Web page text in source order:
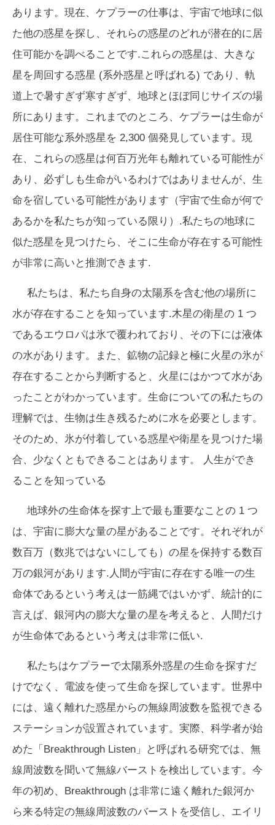
あります。現在、ケプラーの仕事は、宇宙で地球に似
た他の惑星を探し、それらの惑星のどれが潜在的に居
住可能かを調べることです.これらの惑星は、大きな
星を周回する惑星 (系外惑星と呼ばれる) であり、軌
道上で暑すぎず寒すぎず、地球とほぼ同じサイズの場
所にあります。これまでのところ、ケプラーは生命が
居住可能な系外惑星を 2,300 個発見しています。現
在、これらの惑星は何百万光年も離れている可能性が
あり、必ずしも生命がいるわけではありませんが、生
命を宿している可能性があります（宇宙で生命が何で
あるかを私たちが知っている限り）.私たちの地球に
似た惑星を見つけたら、そこに生命が存在する可能性
が非常に高いと推測できます.
私たちは、私たち自身の太陽系を含む他の場所に
水が存在することを知っています.木星の衛星の 1 つ
であるエウロパは氷で覆われており、その下には液体
の水があります。また、鉱物の記録と極に火星の氷が
存在することから判断すると、火星にはかつて水があ
ったことがわかっています。生命についての私たちの
理解では、生物は生き残るために水を必要とします。
そのため、氷が付着している惑星や衛星を見つけた場
合、 少なくともできることはあります。 人生ができ
る ことを知っている
地球外の生命体を探す上で最も重要なことの 1 つ
は、宇宙に膨大な量の星があることです。それぞれが
数百万（数兆ではないにしても）の星を保持する数百
万の銀河があります.人間が宇宙に存在する唯一の生
命体であるという考えは一筋縄ではいかず、統計的に
言えば、銀河内の膨大な量の星を考えると、人間だけ
が生命体であるという考えは非常に低い.
私たちはケプラーで太陽系外惑星の生命を探すだ
けでなく、電波を使って生命を探しています。世界中
には、遠く離れた惑星からの無線周波数を監視できる
ステーションが設置されています。実際、科学者が始
めた「Breakthrough Listen」と呼ばれる研究では、無
線周波数を聞いて無線バーストを検出しています。今
年の初め、Breakthrough は非常に遠く離れた銀河か
ら来る特定の無線周波数のバーストを受信し、エイリ